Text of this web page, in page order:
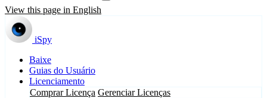
View this page in English
iSpy
Baixe
Guias do Usuário
Licenciamento
Comprar Licença Gerenciar Licenças